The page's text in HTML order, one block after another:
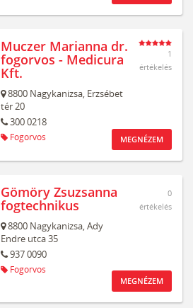
Muczer Marianna dr.
fogorvos - Medicura
Kft.
8800 Nagykanizsa, Erzsébet
tér 20
300 0218
Fogorvos
1
értékelés
MEGNÉZEM
Gömöry Zsuzsanna
fogtechnikus
8800 Nagykanizsa,Ady
Endre utca 35
937 0090
Fogorvos
0
értékelés
MEGNÉZEM